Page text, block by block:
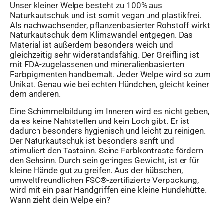
Unser kleiner Welpe besteht zu 100% aus
Naturkautschuk und ist somit vegan und plastikfrei.
Als nachwachsender, pflanzenbasierter Rohstoff wirkt
Naturkautschuk dem Klimawandel entgegen. Das
Material ist außerdem besonders weich und
gleichzeitig sehr widerstandsfähig. Der Greifling ist
mit FDA-zugelassenen und mineralienbasierten
Farbpigmenten handbemalt. Jeder Welpe wird so zum
Unikat. Genau wie bei echten Hündchen, gleicht keiner
dem anderen.
Eine Schimmelbildung im Inneren wird es nicht geben,
da es keine Nahtstellen und kein Loch gibt. Er ist
dadurch besonders hygienisch und leicht zu reinigen.
Der Naturkautschuk ist besonders sanft und
stimuliert den Tastsinn. Seine Farbkontraste fördern
den Sehsinn. Durch sein geringes Gewicht, ist er für
kleine Hände gut zu greifen. Aus der hübschen,
umweltfreundlichen FSC®-zertifizierte Verpackung,
wird mit ein paar Handgriffen eine kleine Hundehütte.
Wann zieht dein Welpe ein?